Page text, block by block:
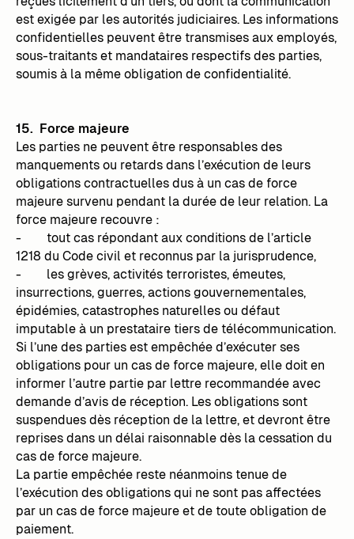
est exigée par les autorités judiciaires. Les informations
confidentielles peuvent être transmises aux employés,
sous-traitants et mandataires respectifs des parties,
soumis à la même obligation de confidentialité.
15. Force majeure
Les parties ne peuvent être responsables des
manquements ou retards dans l’exécution de leurs
obligations contractuelles dus à un cas de force
majeure survenu pendant la durée de leur relation. La
force majeure recouvre :
- tout cas répondant aux conditions de l’article
1218 du Code civil et reconnus par la jurisprudence,
- les grèves, activités terroristes, émeutes,
insurrections, guerres, actions gouvernementales,
épidémies, catastrophes naturelles ou défaut
imputable à un prestataire tiers de télécommunication.
Si l’une des parties est empêchée d’exécuter ses
obligations pour un cas de force majeure, elle doit en
informer l’autre partie par lettre recommandée avec
demande d’avis de réception. Les obligations sont
suspendues dès réception de la lettre, et devront être
reprises dans un délai raisonnable dès la cessation du
cas de force majeure.
La partie empêchée reste néanmoins tenue de
l’exécution des obligations qui ne sont pas affectées
par un cas de force majeure et de toute obligation de
paiement.